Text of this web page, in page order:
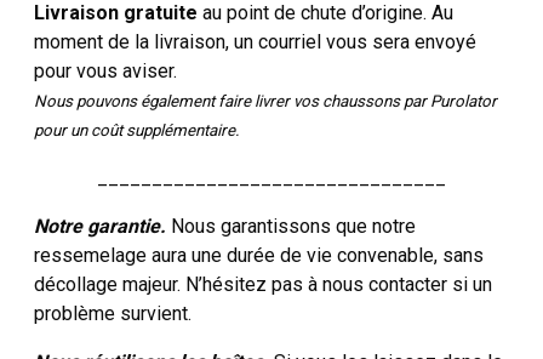
Livraison gratuite au point de chute d’origine. Au
moment de la livraison, un courriel vous sera envoyé
pour vous aviser.
Nous pouvons également faire livrer vos chaussons par Purolator
pour un coût supplémentaire.
Notre garantie. Nous garantissons que notre
ressemelage aura une durée de vie convenable, sans
décollage majeur. N’hésitez pas à nous contacter si un
problème survient.